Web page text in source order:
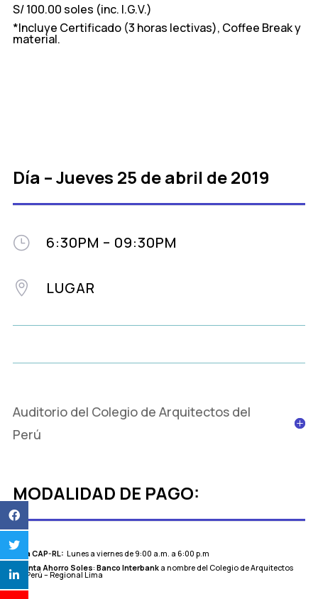
S/ 100.00 soles (inc. I.G.V.)
*Incluye Certificado (3 horas lectivas), Coffee Break y
material.
Día – Jueves 25 de abril de2019
} 6:30PM – 09:30PM
 LUGAR
Auditorio del Colegio de Arquitectos del
Perú
MODALIDAD DE PAGO:
Caja CAP-RL: Lunes a viernes de 9:00 a.m. a 6:00 p.m
Cuenta Ahorro Soles: Banco Interbanka nombre del Colegio de Arquitectos
del Perú – Regional Lima